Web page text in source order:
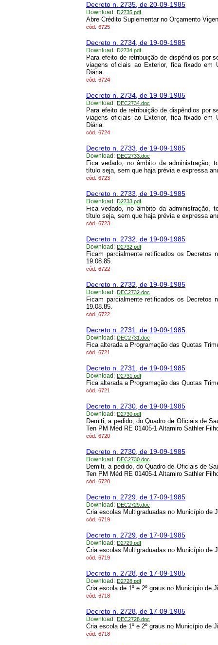
Decreto n. 2735, de 20-09-1985
Download: D2735.pdf
Abre Crédito Suplementar no Orçamento
cód. 6725
Decreto n. 2734, de 19-09-1985
Download: D2734.pdf
Para efeito de retribuição de dispêndios por
viagens oficiais ao Exterior, fica fixado em
Diária.
cód. 6724
Decreto n. 2734, de 19-09-1985
Download: DEC2734.doc
Para efeito de retribuição de dispêndios por
viagens oficiais ao Exterior, fica fixado em
Diária.
cód. 6724
Decreto n. 2733, de 19-09-1985
Download: DEC2733.doc
Fica vedado, no âmbito da administração,
título seja, sem que haja prévia e expressa
cód. 6723
Decreto n. 2733, de 19-09-1985
Download: D2733.pdf
Fica vedado, no âmbito da administração,
título seja, sem que haja prévia e expressa
cód. 6723
Decreto n. 2732, de 19-09-1985
Download: D2732.pdf
Ficam parcialmente retificados os Decretos
19.08.85.
cód. 6722
Decreto n. 2732, de 19-09-1985
Download: DEC2732.doc
Ficam parcialmente retificados os Decretos
19.08.85.
cód. 6722
Decreto n. 2731, de 19-09-1985
Download: DEC2731.doc
Fica alterada a Programação das Quotas
cód. 6721
Decreto n. 2731, de 19-09-1985
Download: D2731.pdf
Fica alterada a Programação das Quotas
cód. 6721
Decreto n. 2730, de 19-09-1985
Download: D2730.pdf
Demiti, a pedido, do Quadro de Oficiais de
Ten PM Méd RE 01405-1 Altamiro Sathler
cód. 6720
Decreto n. 2730, de 19-09-1985
Download: DEC2730.doc
Demiti, a pedido, do Quadro de Oficiais de
Ten PM Méd RE 01405-1 Altamiro Sathler
cód. 6720
Decreto n. 2729, de 17-09-1985
Download: DEC2729.doc
Cria escolas Multigraduadas no Município de
cód. 6719
Decreto n. 2729, de 17-09-1985
Download: D2729.pdf
Cria escolas Multigraduadas no Município de
cód. 6719
Decreto n. 2728, de 17-09-1985
Download: D2728.pdf
Cria escola de 1º e 2º graus no Município de
cód. 6718
Decreto n. 2728, de 17-09-1985
Download: DEC2728.doc
Cria escola de 1º e 2º graus no Município de
cód. 6718